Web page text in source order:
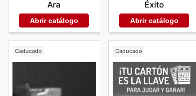
Ara
Abrir catálogo
Éxito
Abrir catálogo
Caducado Caducado